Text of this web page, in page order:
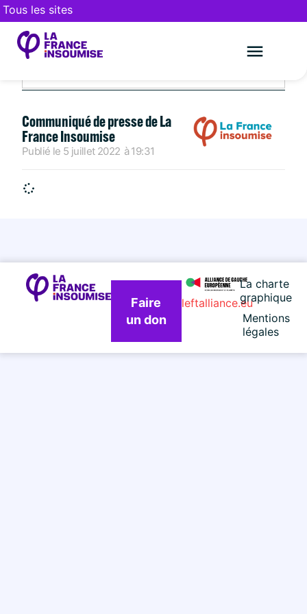
Tous les sites
JUILLET 5, 2022
Communiqué de presse de La
France Insoumise
Publié le 5 juillet 2022 à 19:31
Faire
un don
La charte
graphique
Mentions
légales
leftalliance.eu